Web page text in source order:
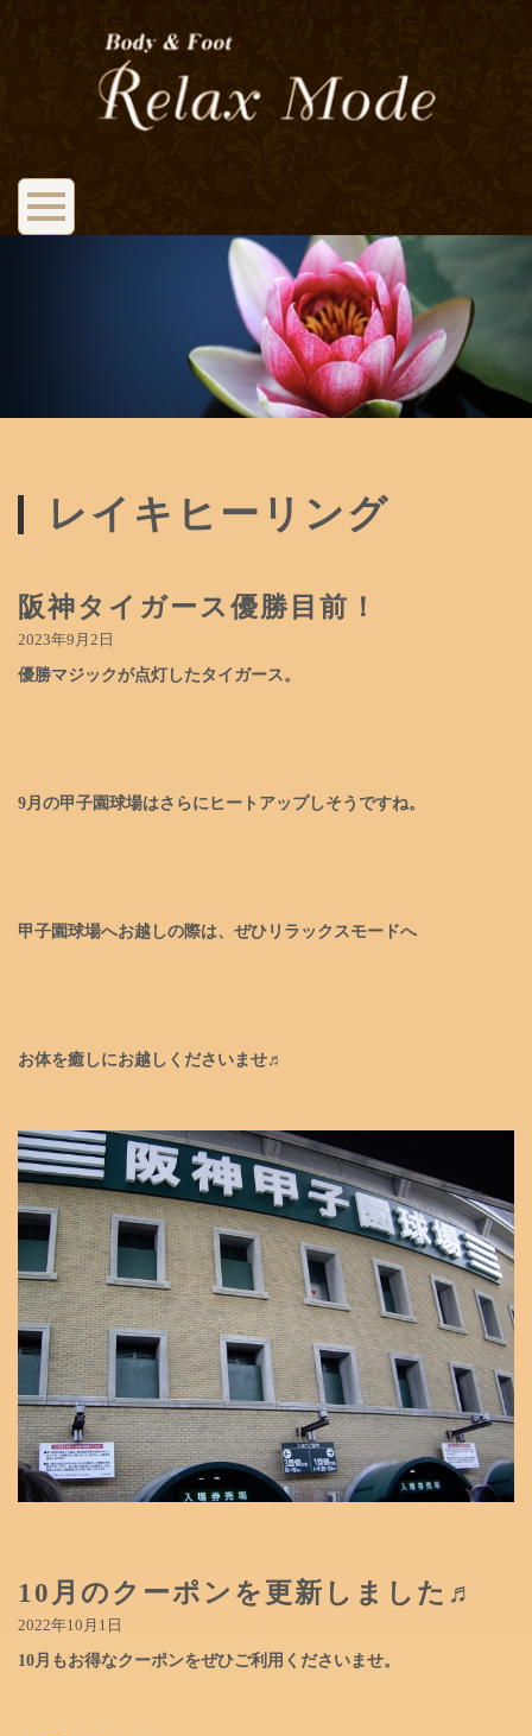
レイキヒーリング
阪神タイガース優勝目前！
2023年9月2日
優勝マジックが点灯したタイガース。
9月の甲子園球場はさらにヒートアップしそうですね。
甲子園球場へお越しの際は、ぜひリラックスモードへ
お体を癒しにお越しくださいませ♬
10月のクーポンを更新しました♬
2022年10月1日
10月もお得なクーポンをぜひご利用くださいませ。